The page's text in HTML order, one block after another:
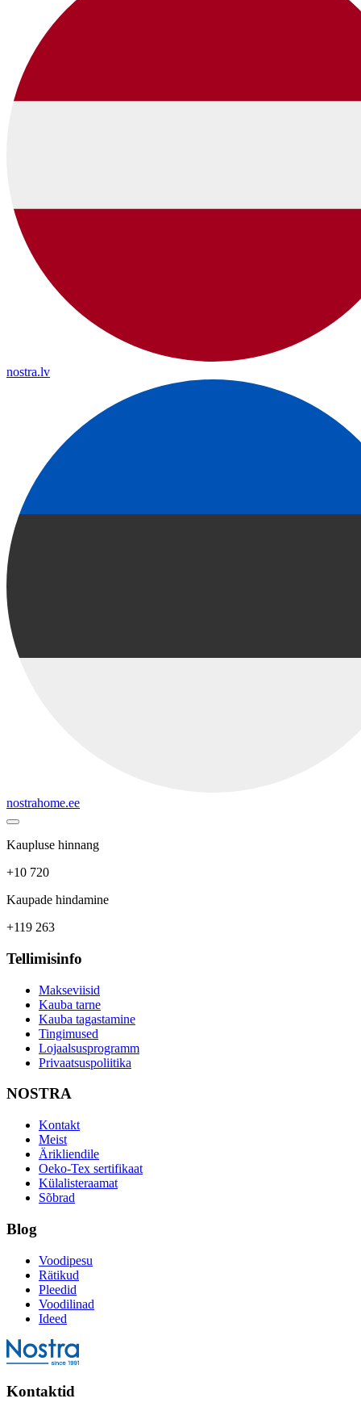
nostra.lv
nostrahome.ee
Kaupluse hinnang
+10 720
Kaupade hindamine
+119 263
Tellimisinfo
Makseviisid
Kauba tarne
Kauba tagastamine
Tingimused
Lojaalsusprogramm
Privaatsuspoliitika
NOSTRA
Kontakt
Meist
Ärikliendile
Oeko-Tex sertifikaat
Külalisteraamat
Sõbrad
Blog
Voodipesu
Rätikud
Pleedid
Voodilinad
Ideed
Kontaktid